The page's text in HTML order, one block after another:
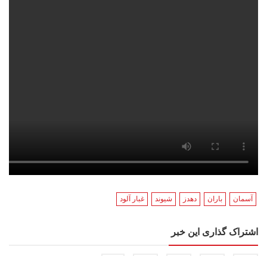
آسمان باران دهدز شیوند غبار آلود
اشتراک گذاری این خبر